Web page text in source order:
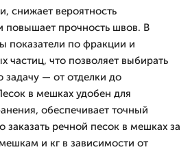
снижает вероятность
повышает прочность швов. В
показатели по фракции и
частиц, что позволяет выбирать
задачу — от отделки до
в мешках удобен для
обеспечивает точный
заказать речной песок в мешках за
и кг в зависимости от